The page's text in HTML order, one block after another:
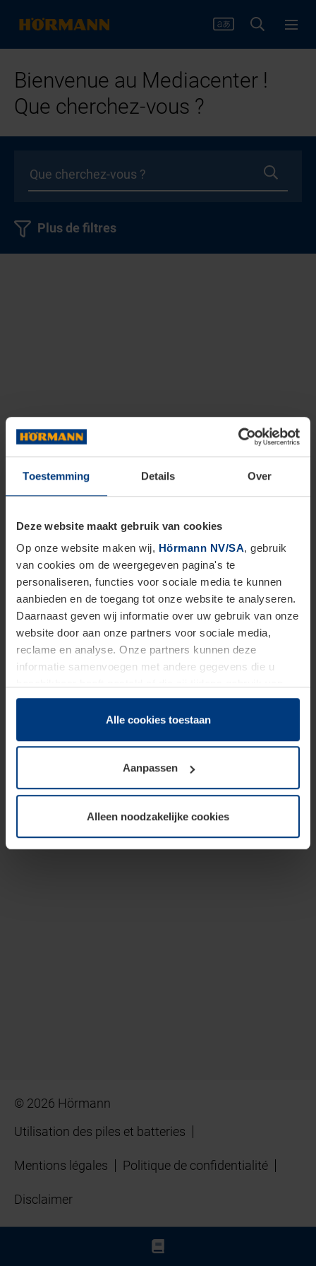
Toestemming Details Over
Deze website maakt gebruik van cookies
Op onze website maken wij, Hörmann NV/SA, gebruik
van cookies om de weergegeven pagina's te
personaliseren, functies voor sociale media te kunnen
aanbieden en de toegang tot onze website te analyseren.
Daarnaast geven wij informatie over uw gebruik van onze
website door aan onze partners voor sociale media,
reclame en analyse. Onze partners kunnen deze
informatie samenvoegen met andere gegevens die u
hun diensten hebben verzameld.
Juridisch hebben wij het recht om cookies op uw
van deze pagina's absoluut vereist is. Voor alle andere
soorten cookies is uw toestemming benodigd. Uw
toestemming kunt u op elk moment bij de uitleg van de
wijzigen of herroepen.
Alle cookies toestaan
Aanpassen
Alleen noodzakelijke cookies
Bienvenue au Mediacenter !
Que cherchez-vous ?
Plus de filtres
© 2026 Hörmann
Utilisation des piles et batteries
Mentions légales Politique de confidentialité
Disclaimer